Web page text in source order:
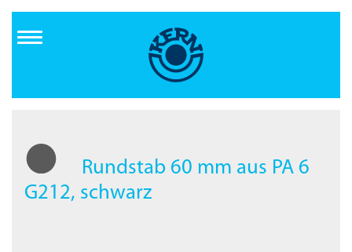
Inhalt
Rundstab 60 mm aus PA 6
G212, schwarz